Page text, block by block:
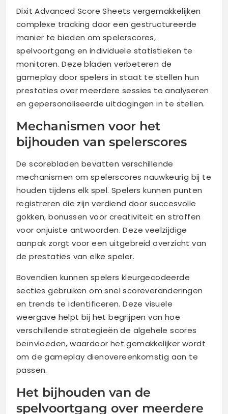
Dixit Advanced Score Sheets vergemakkelijken
complexe tracking door een gestructureerde
manier te bieden om spelerscores,
spelvoortgang en individuele statistieken te
monitoren. Deze bladen verbeteren de
gameplay door spelers in staat te stellen hun
prestaties over meerdere sessies te analyseren
en gepersonaliseerde uitdagingen in te stellen.
Mechanismen voor het
bijhouden van spelerscores
De scorebladen bevatten verschillende
mechanismen om spelerscores nauwkeurig bij te
houden tijdens elk spel. Spelers kunnen punten
registreren die zijn verdiend door succesvolle
gokken, bonussen voor creativiteit en straffen
voor onjuiste antwoorden. Deze veelzijdige
aanpak zorgt voor een uitgebreid overzicht van
de prestaties van elke speler.
Bovendien kunnen spelers kleurgecodeerde
secties gebruiken om snel scoreveranderingen
en trends te identificeren. Deze visuele
weergave helpt bij het begrijpen van hoe
verschillende strategieën de algehele scores
beïnvloeden, waardoor het gemakkelijker wordt
om de gameplay dienovereenkomstig aan te
passen.
Het bijhouden van de
spelvoortgang over meerdere